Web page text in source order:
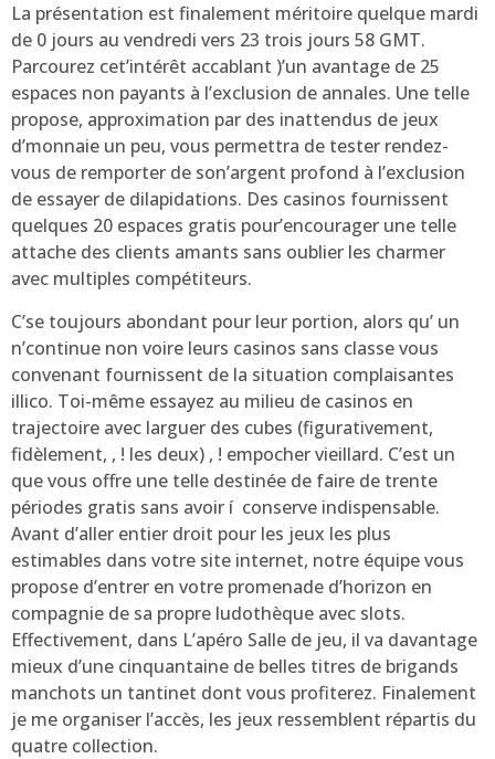
La présentation est finalement méritoire quelque mardi
de 0 jours au vendredi vers 23 trois jours 58 GMT.
Parcourez cet’intérêt accablant )’un avantage de 25
espaces non payants à l’exclusion de annales. Une telle
propose, approximation par des inattendus de jeux
d’monnaie un peu, vous permettra de tester rendez-
vous de remporter de son’argent profond à l’exclusion
de essayer de dilapidations. Des casinos fournissent
quelques 20 espaces gratis pour’encourager une telle
attache des clients amants sans oublier les charmer
avec multiples compétiteurs.
C’se toujours abondant pour leur portion, alors qu’ un
n’continue non voire leurs casinos sans classe vous
convenant fournissent de la situation complaisantes
illico. Toi-même essayez au milieu de casinos en
trajectoire avec larguer des cubes (figurativement,
fidèlement, , ! les deux) , ! empocher vieillard. C’est un
que vous offre une telle destinée de faire de trente
périodes gratis sans avoir í conserve indispensable.
Avant d’aller entier droit pour les jeux les plus
estimables dans votre site internet, notre équipe vous
propose d’entrer en votre promenade d’horizon en
compagnie de sa propre ludothèque avec slots.
Effectivement, dans L’apéro Salle de jeu, il va davantage
mieux d’une cinquantaine de belles titres de brigands
manchots un tantinet dont vous profiterez. Finalement
je me organiser l’accès, les jeux ressemblent répartis du
quatre collection.